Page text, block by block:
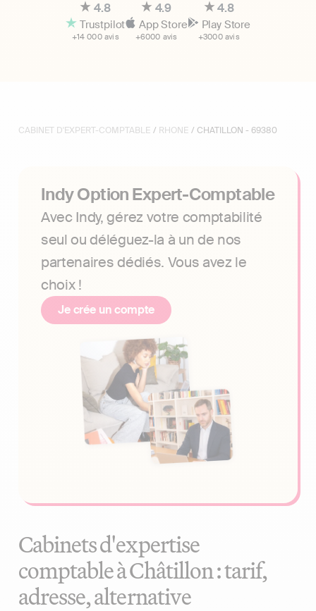
4.8
Trustpilot
+14 000 avis
4.9
App Store
+6000 avis
4.8
Play Store
+3000 avis
CABINET D'EXPERT-COMPTABLE / RHONE / CHATILLON - 69380
Indy Option Expert-Comptable
Avec Indy, gérez votre comptabilité
seul ou déléguez-la à un de nos
partenaires dédiés. Vous avez le
choix !
Je crée un compte
Cabinets d'expertise
comptable à Châtillon : tarif,
adresse, alternative